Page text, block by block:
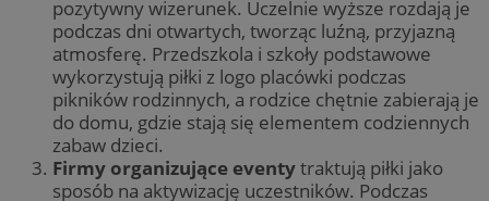
pozytywny wizerunek. Uczelnie wyższe rozdają je
podczas dni otwartych, tworząc luźną, przyjazną
atmosferę. Przedszkola i szkoły podstawowe
wykorzystują piłki z logo placówki podczas
pikników rodzinnych, a rodzice chętnie zabierają je
do domu, gdzie stają się elementem codziennych
zabaw dzieci.
Firmy organizujące eventytraktują piłki jako
sposób na aktywizację uczestników. Podczas